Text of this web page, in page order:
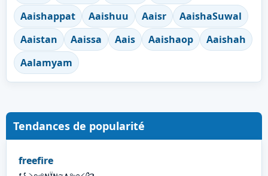
Aaishappat
Aaishuu Aaisr
AaishaSuwal
Aaistan
Aaissa Aais Aaishaop
Aaishah
Aalamyam
Tendances de popularité
freefire